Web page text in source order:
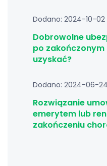
Dodano: 2024-10-02
Dobrowolne
po
uzyskać?
Dodano: 2024-06-24
Rozwiązanie
emerytem lub
zakończeniu